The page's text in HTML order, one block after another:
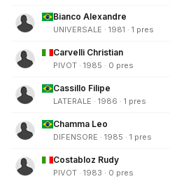
Bianco Alexandre
UNIVERSALE · 1981 · 1 pres
Carvelli Christian
PIVOT · 1985 · 0 pres
Cassillo Filipe
LATERALE · 1986 · 1 pres
Chamma Leo
DIFENSORE · 1985 · 1 pres
Costabloz Rudy
PIVOT · 1983 · 0 pres